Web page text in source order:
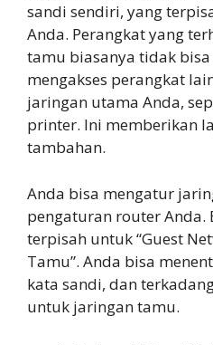
sandi sendiri, yang
Anda. Perangkat yang
tamu biasanya tidak
mengakses perangkat
jaringan utama Anda,
printer. Ini memberikan
tambahan.
Anda bisa mengatur
pengaturan router Anda.
terpisah untuk “Guest
Tamu”. Anda bisa
kata sandi, dan
untuk jaringan tamu.